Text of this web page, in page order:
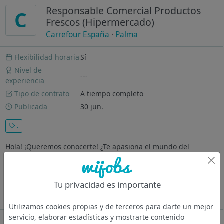
C
Responsable Comercial Productos
Frescos (Hipermercado)
Carrefour España · Palma
Flexibilidad horaria Sí
Nivel de
experiencia
---
Tipo de contrato
A tiempo completo
Publicada
30 jun.
.
Hola! ¡Queremos conocerte! ¿Te apasiona el mundo del
comercio? ¿Te preocupas por los detalles? ¿Te consideras una
persona dinámica? ¡Te estábamos esperando! Carrefour es una
empresa líder en comercio de alimentación y distribución y
queremos que...
Ver más
Tu privacidad es importante
Utilizamos cookies propias y de terceros para darte un mejor
servicio, elaborar estadísticas y mostrarte contenido